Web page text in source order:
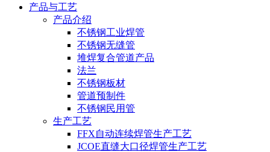
产品与工艺
产品介绍
不锈钢工业焊管
不锈钢无缝管
堆焊复合管道产品
法兰
不锈钢板材
管道预制件
不锈钢民用管
生产工艺
FFX自动连续焊管生产工艺
JCOE直缝大口径焊管生产工艺